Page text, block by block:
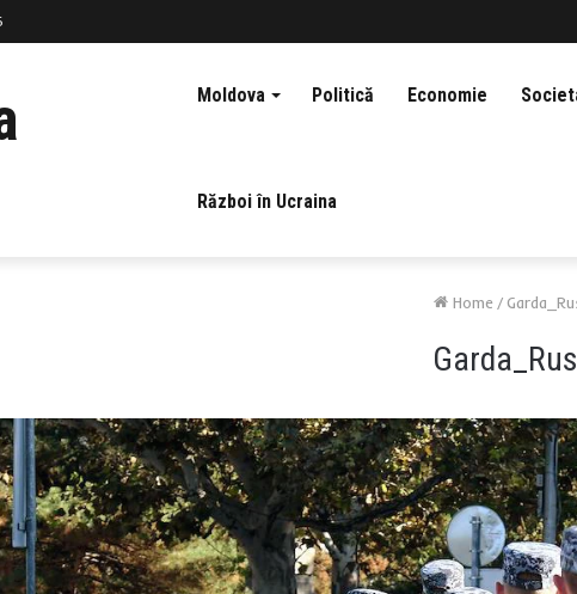
Moldova Politică Economie
Război în Ucraina
Home /